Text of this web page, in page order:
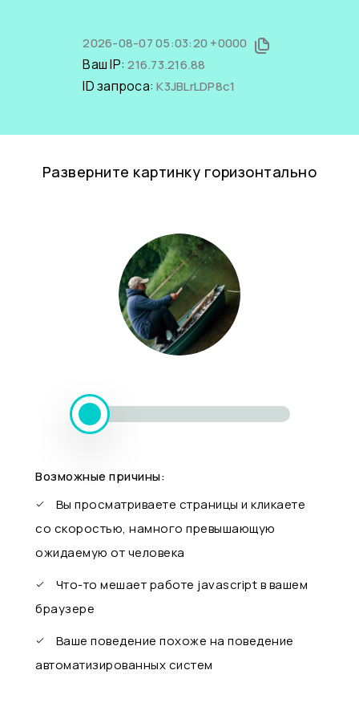
2026-08-07 05:03:20 +0000
Ваш IP:216.73.216.88
ID запроса:K3JBLrLDP8c1
Разверните картинку горизонтально
Возможные причины:
Вы просматриваете страницы и кликаете
со скоростью, намного превышающую
ожидаемую от человека
Что-то мешает работе javascript в вашем
браузере
Ваше поведение похоже на поведение
автоматизированных систем